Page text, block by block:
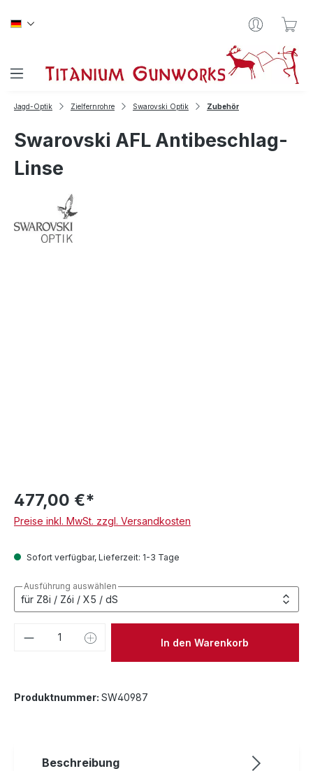
Jagd-Optik Zielfernrohre Swarovski Optik Zubehör
Swarovski AFL Antibeschlag-
Linse
477,00 €*
Preise inkl. MwSt. zzgl. Versandkosten
Sofort verfügbar, Lieferzeit: 1-3 Tage
Ausführung auswählen
Produkt Anzahl: Gib denIn den Warenkorb
Produktnummer: SW40987
Beschreibung